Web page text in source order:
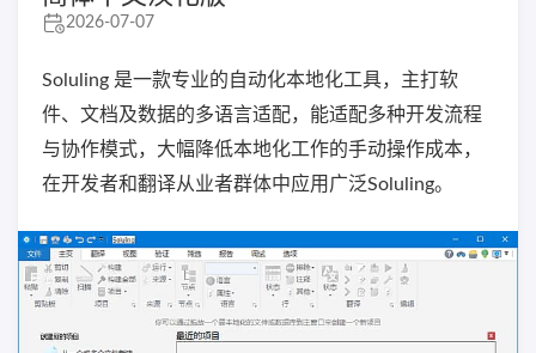
2026-07-07
Soluling 是一款专业的自动化本地化工具，主打软
件、文档及数据的多语言适配，能适配多种开发流程
与协作模式，大幅降低本地化工作的手动操作成本，
在开发者和翻译从业者群体中应用广泛Soluling。